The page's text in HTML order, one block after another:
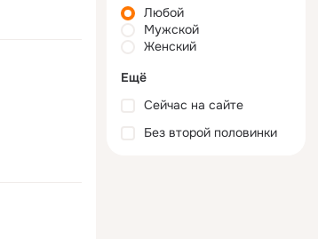
Любой
Мужской
Женский
Ещё
Сейчас на сайте
Без второй половинки